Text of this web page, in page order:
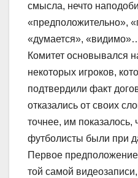
смысла, нечто
«предположительно»,
«думается»,
Комитет основывался
некоторых игроков,
подтвердили факт
отказались от своих
точнее, им показалось,
футболисты были при
Первое
той самой